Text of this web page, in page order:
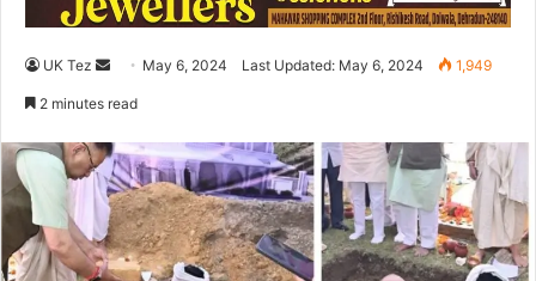
UK Tez
d
a
n
e
m
May 6, 2024 Last Updated: May 6, 2024 1,949
2 minutes read